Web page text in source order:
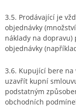
3.5. Prodávající je
objednávky
náklady na
objednávky
3.6. Kupující bere
uzavřít kupní
podstatným
obchodních